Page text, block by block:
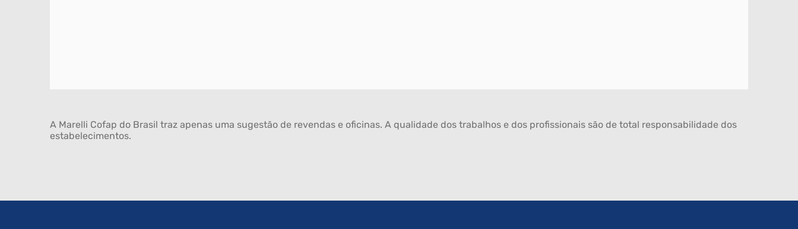
A Marelli Cofap do Brasil traz apenas uma sugestão de revendas e oficinas. A qualidade dos trabalhos e dos profissionais são de total responsabilidade dos
estabelecimentos.